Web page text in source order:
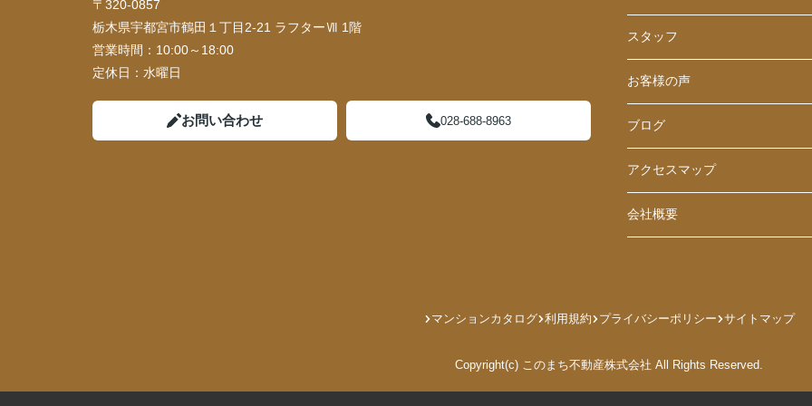
〒320-0857
栃木県宇都宮市鶴田１丁目2-21 ラフターⅦ 1階
営業時間： 10:00～18:00
定休日： 水曜日
お問い合わせ 028-688-8963
スタッフ
お客様の声
ブログ
アクセスマップ
会社概要
マンションカタログ 利用規約 プライバシーポリシー サイトマップ
Copyright(c) このまち不動産株式会社 All Rights Reserved.